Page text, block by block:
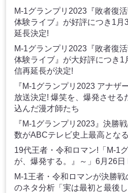
M-1グランプリ2023『敗者復
体験ライブ』が好評につき1月
延長決定!
M-1グランプリ2023『敗者復
体験ライブ』が大好評につき1
信再延長が決定!
『M-1グランプリ2023 アナザ
放送決定! 爆笑を、爆発させる
込んだ漫才師たち
『M-1グランプリ2023』決勝
数がABCテレビ史上最高とな
19代王者・令和ロマン!「M-1
が、爆発する。』～」6月26日
M-1王者・令和ロマンが決勝
のネタ分析「実は最初と最後